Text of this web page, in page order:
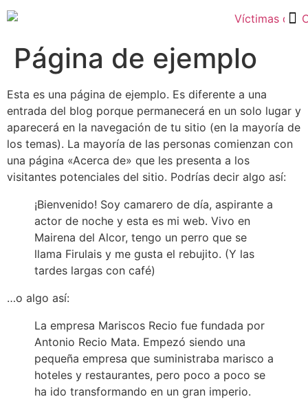
Página de ejemplo
Esta es una página de ejemplo. Es diferente a una
entrada del blog porque permanecerá en un solo lugar y
aparecerá en la navegación de tu sitio (en la mayoría de
los temas). La mayoría de las personas comienzan con
una página «Acerca de» que les presenta a los
visitantes potenciales del sitio. Podrías decir algo así:
¡Bienvenido! Soy camarero de día, aspirante a
actor de noche y esta es mi web. Vivo en
Mairena del Alcor, tengo un perro que se
llama Firulais y me gusta el rebujito. (Y las
tardes largas con café)
…o algo así:
La empresa Mariscos Recio fue fundada por
Antonio Recio Mata. Empezó siendo una
pequeña empresa que suministraba marisco a
hoteles y restaurantes, pero poco a poco se
ha ido transformando en un gran imperio.